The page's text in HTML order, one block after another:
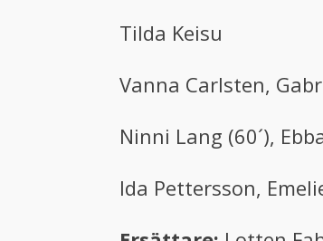
Tilda Keisu
Vanna Carlsten,
Ninni Lang (60´),
Ida Pettersson,